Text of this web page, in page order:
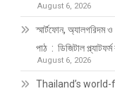
August 6, 2026
স্মার্টফোন, অ্যালগরিদম
পাঠ : ডিজিটাল
August 6, 2026
Thailand’s